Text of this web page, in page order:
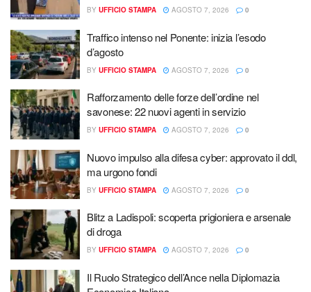
BY UFFICIO STAMPA AGOSTO 7, 2026 0
Traffico intenso nel Ponente: inizia l’esodo
d’agosto
BY UFFICIO STAMPA AGOSTO 7, 2026 0
Rafforzamento delle forze dell’ordine nel
savonese: 22 nuovi agenti in servizio
BY UFFICIO STAMPA AGOSTO 7, 2026 0
Nuovo impulso alla difesa cyber: approvato il ddl,
ma urgono fondi
BY UFFICIO STAMPA AGOSTO 7, 2026 0
Blitz a Ladispoli: scoperta prigioniera e arsenale
di droga
BY UFFICIO STAMPA AGOSTO 7, 2026 0
Il Ruolo Strategico dell’Ance nella Diplomazia